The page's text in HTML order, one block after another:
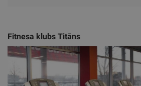
Fitnesa klubs Titāns